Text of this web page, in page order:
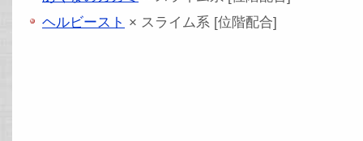
ヘルビースト × スライム系 [位階配合]